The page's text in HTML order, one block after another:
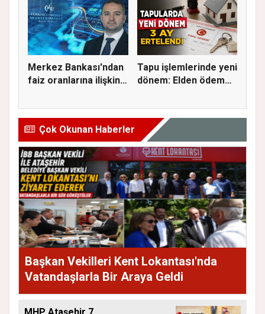
Merkez Bankası'ndan
faiz oranlarına ilişkin
Tapu işlemlerinde yeni
dönem: Elden ödeme
Çok Okunan Haberler
Başkan Vekilleri Kent Lokantası'nda
Vatandaşlarla Bir Araya Geldi